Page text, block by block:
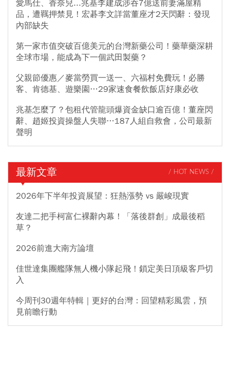
愛馬仕、香奈兒...兆基李建成涉吞7億送前妻滿屋精
品，遭羈押禁見！宏碁李文詳當董座才2天閃辭：發現
內部缺失
第一家市值突破百億美元的台灣新藥公司！藥華藥深耕
全球市場，能成為下一個武田製藥？
父親節優惠／麥當勞買一送一、六福村免費玩！必勝
客、肯德基、遊樂園…29家速食餐飲飯店好康必收
兆基怎麼了？包租代管龍頭爆資金缺口逾百億！董座閃
辭、趙姬投資操盤人失聯…187人組自救會，公司最新
聲明
最新文章 / HOT NEWS /
2026年下半年投資展望：狂熱漲勢 vs 嚴峻現實
友達二把手柯富仁裸辭內幕！「落後群創」成最後稻
草？
2026前進大南方論壇
佳世達集團艦隊無人機小隊起飛！鎖定美日頂級客戶切
入
今周刊30週年特輯｜更好的台灣：回望精彩風雲，預
見前瞻行動